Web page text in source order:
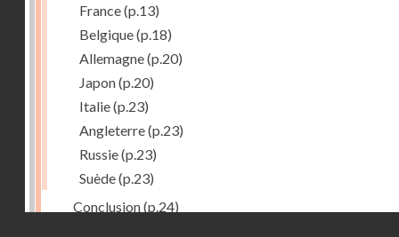
France(p.13)
Belgique(p.18)
Allemagne(p.20)
Japon(p.20)
Italie(p.23)
Angleterre(p.23)
Russie(p.23)
Suède(p.23)
Conclusion(p.24)